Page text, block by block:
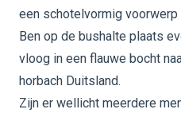
een schotelvormig voorwerp
Ben op de bushalte plaats
vloog in een flauwe bocht
horbach Duitsland.
Zijn er wellicht meerdere